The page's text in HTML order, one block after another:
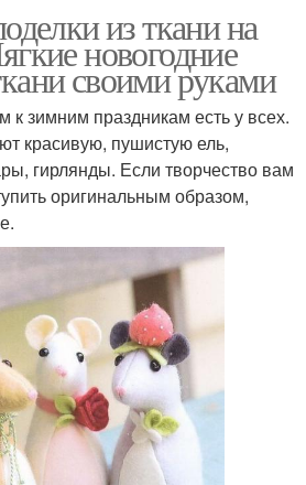
из ткани на
новогодние
своими руками
к зимним праздникам есть у всех.
красивую, пушистую ель,
гирлянды. Если творчество вам
оригинальным образом,